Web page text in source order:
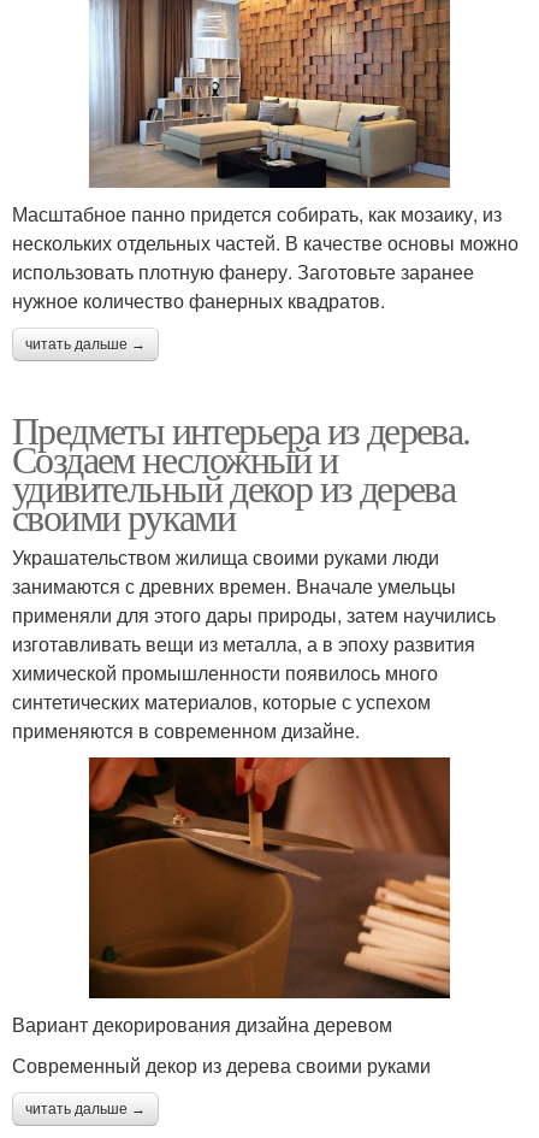
Масштабное панно придется собирать, как мозаику, из
нескольких отдельных частей. В качестве основы можно
использовать плотную фанеру. Заготовьте заранее
нужное количество фанерных квадратов.
читать дальше →
Предметы интерьера из дерева.
Создаем несложный и
удивительный декор из дерева
своими руками
Украшательством жилища своими руками люди
занимаются с древних времен. Вначале умельцы
применяли для этого дары природы, затем научились
изготавливать вещи из металла, а в эпоху развития
химической промышленности появилось много
синтетических материалов, которые с успехом
применяются в современном дизайне.
Вариант декорирования дизайна деревом
Современный декор из дерева своими руками
читать дальше →